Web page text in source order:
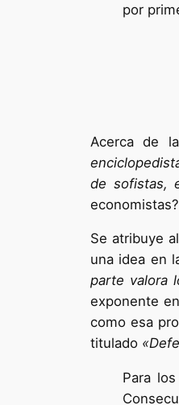
por
Acerca de
de sofistas,
economistas?
Se atribuye
una idea en
parte valora
exponente en
como esa
titulado
Para